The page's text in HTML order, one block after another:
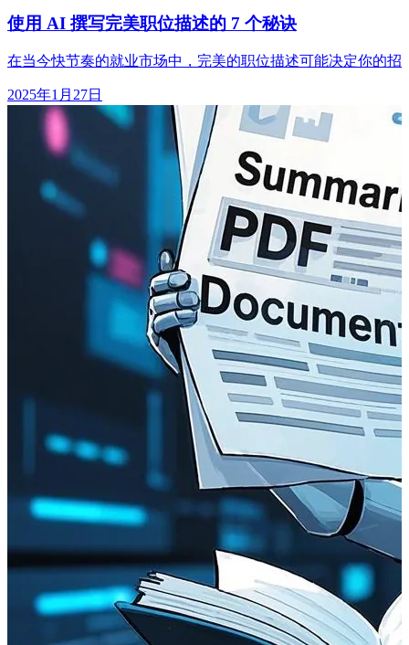
使用 AI 撰写完美职位描述的 7 个秘诀
在当今快节奏的就业市场中，完美的职位描述可能决定你的
2025年1月27日